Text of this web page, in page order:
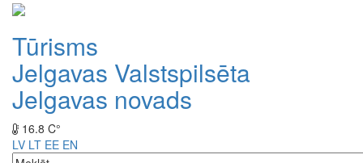
Tūrisms
Jelgavas Valstspilsēta
Jelgavas novads
16.8 C°
LV LT EE EN